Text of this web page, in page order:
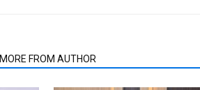
MORE FROM AUTHOR